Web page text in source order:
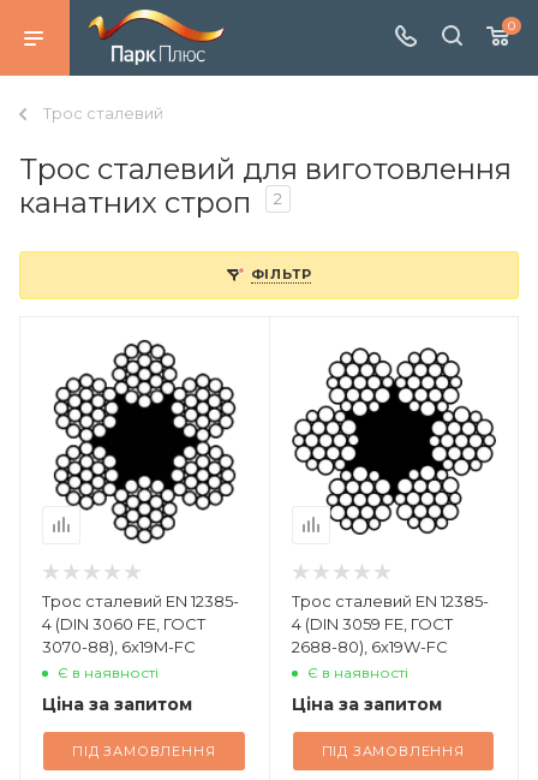
0
Трос сталевий
Трос сталевий для виготовлення
канатних строп
2
ФІЛЬТР
Трос сталевий EN 12385-
4 (DIN 3060 FE, ГОСТ
3070-88), 6x19M-FC
Є в наявності
Ціна за запитом
ПІД ЗАМОВЛЕННЯ
Трос сталевий EN 12385-
4 (DIN 3059 FE, ГОСТ
2688-80), 6x19W-FC
Є в наявності
Ціна за запитом
ПІД ЗАМОВЛЕННЯ